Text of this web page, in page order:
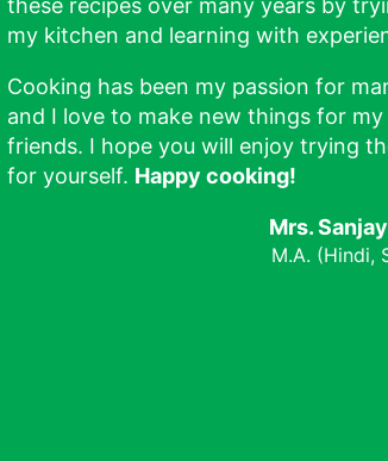
these recipes over many years by
my kitchen and learning with
Cooking has been my passion for
and I love to make new things for
friends. I hope you will enjoy trying
for yourself. Happy cooking!
Mrs.
M.A. (Hindi,